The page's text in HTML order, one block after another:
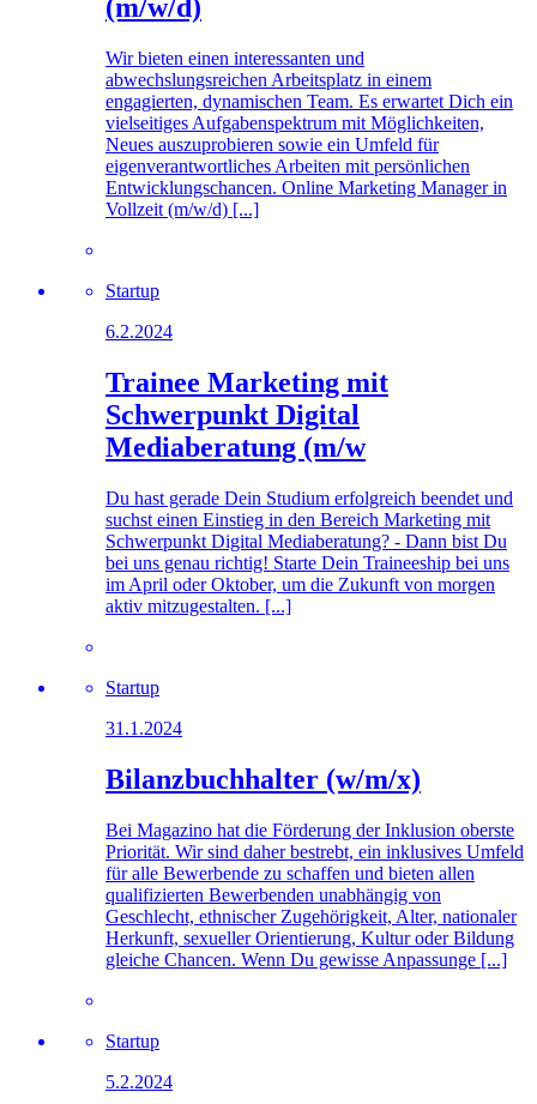
(m/w/d)
Wir bieten einen interessanten und
abwechslungsreichen Arbeitsplatz in einem
engagierten, dynamischen Team. Es erwartet Dich ein
vielseitiges Aufgabenspektrum mit Möglichkeiten,
Neues auszuprobieren sowie ein Umfeld für
eigenverantwortliches Arbeiten mit persönlichen
Entwicklungschancen. Online Marketing Manager in
Vollzeit (m/w/d) [...]
Startup
6.2.2024
Trainee Marketing mit
Schwerpunkt Digital
Mediaberatung (m/w
Du hast gerade Dein Studium erfolgreich beendet und
suchst einen Einstieg in den Bereich Marketing mit
Schwerpunkt Digital Mediaberatung? - Dann bist Du
bei uns genau richtig! Starte Dein Traineeship bei uns
im April oder Oktober, um die Zukunft von morgen
aktiv mitzugestalten. [...]
Startup
31.1.2024
Bilanzbuchhalter (w/m/x)
Bei Magazino hat die Förderung der Inklusion oberste
Priorität. Wir sind daher bestrebt, ein inklusives Umfeld
für alle Bewerbende zu schaffen und bieten allen
qualifizierten Bewerbenden unabhängig von
Geschlecht, ethnischer Zugehörigkeit, Alter, nationaler
Herkunft, sexueller Orientierung, Kultur oder Bildung
gleiche Chancen. Wenn Du gewisse Anpassunge [...]
Startup
5.2.2024